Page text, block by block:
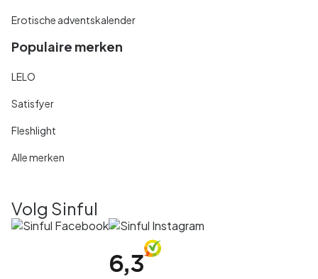
Erotische adventskalender
Populaire merken
LELO
Satisfyer
Fleshlight
Alle merken
Volg Sinful